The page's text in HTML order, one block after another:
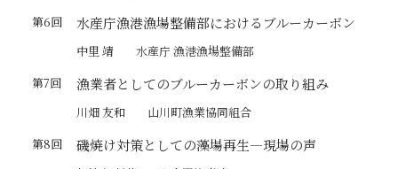
第6回
水産庁漁港漁場整備部におけるブルーカーボン
中里 靖
水産庁 漁港漁場整備部
第7回
漁業者としてのブルーカーボンの取り組み
川畑 友和
山川町漁業協同組合
第8回
磯焼け対策としての藻場再生—現場の声